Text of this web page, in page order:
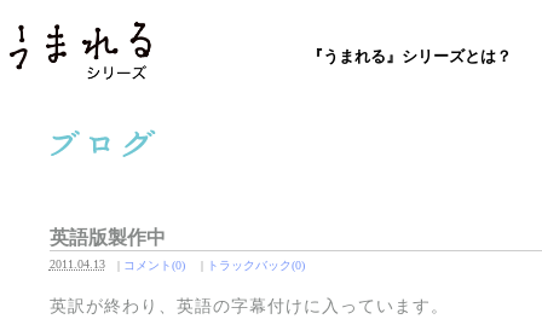
『うまれる』シリーズとは？
英語版製作中
2011.04.13| コメント(0) | トラックバック(0)
英訳が終わり、英語の字幕付けに入っています。